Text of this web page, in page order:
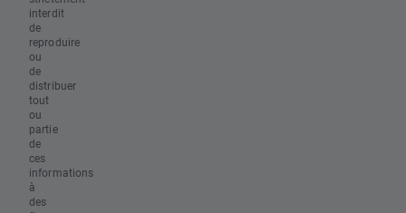
interdit
de
reproduire
ou
de
distribuer
tout
ou
partie
de
ces
informations
à
des